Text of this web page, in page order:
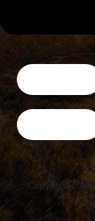
Copyright 2026